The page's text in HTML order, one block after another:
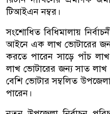
টিআইএন নম্বর।
সংশোধিত বিধিমালায়
আইনে এক লাখ ভোটারের জন্য
করতে পারেন সাড়ে পাঁচ
লাখ ভোটারের জন্য সাত
বেশি ভোটার সম্বলিত
পারেন।